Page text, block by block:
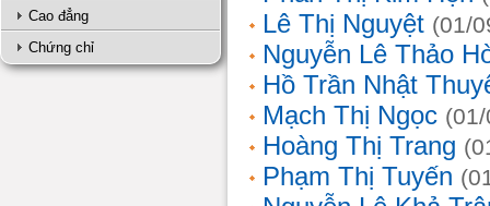
Cao đẳng
Chứng chỉ
Lê Thị Nguyệt (01/
Nguyễn Lê Thảo
Hồ Trần Nhật
Mạch Thị Ngọc
Hoàng Thị Trang
Phạm Thị Tuyến